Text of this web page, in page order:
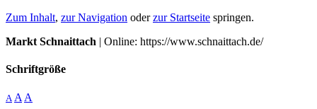
Zum Inhalt, zur Navigation oderzur Startseite springen.
Markt Schnaittach | Online: https://www.schnaittach.de/
Schriftgröße
A A A